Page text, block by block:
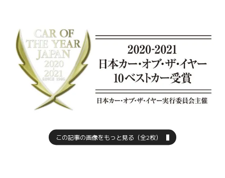
この記事の画像をもっと見る（全2枚）